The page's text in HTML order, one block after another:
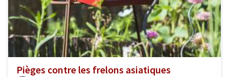
Pièges contre les frelons asiatiques